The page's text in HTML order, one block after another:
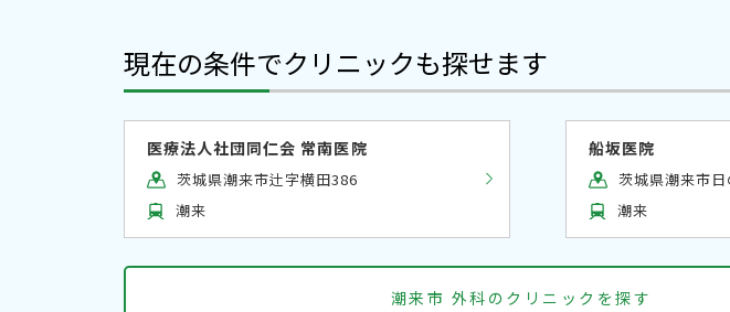
現在の条件でクリニックも探せます
医療法人社団同仁会 常南医院
茨城県潮来市辻字横田386
潮来
船坂医院
茨城県潮来市
潮来
潮来市 外科のクリニックを探す